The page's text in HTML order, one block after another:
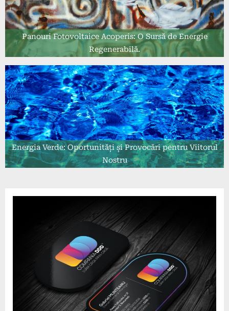
Panouri Fotovoltaice Acoperis: O Sursă de Energie
Regenerabilă.
Energia Verde: Oportunități și Provocări pentru Viitorul
Nostru